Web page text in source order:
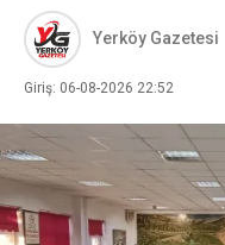
Yerköy Gazetesi
Giriş: 06-08-2026 22:52